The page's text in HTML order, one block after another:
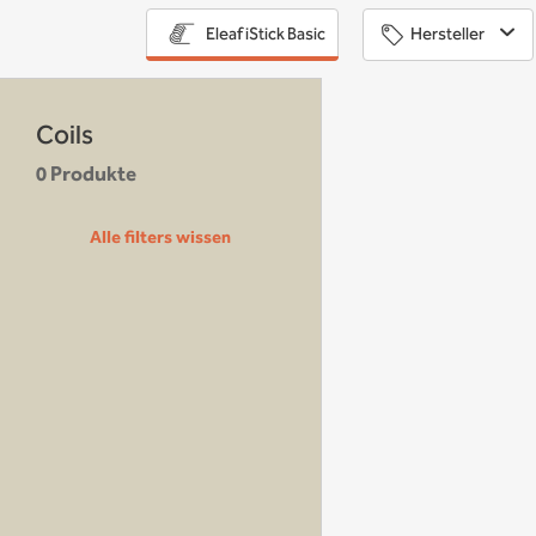
Eleaf iStick Basic Hersteller
Coils
0 Produkte
Alle filters wissen